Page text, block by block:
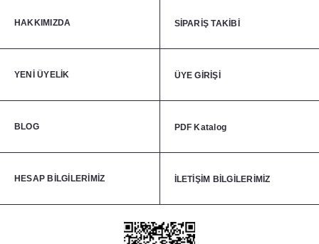
HAKKIMIZDA SİPARİŞ TAKİBİ
YENİ ÜYELİK ÜYE GİRİŞİ
BLOG PDF Katalog
HESAP BİLGİLERİMİZ İLETİŞİM BİLGİLERİMİZ